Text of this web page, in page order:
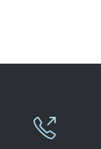
